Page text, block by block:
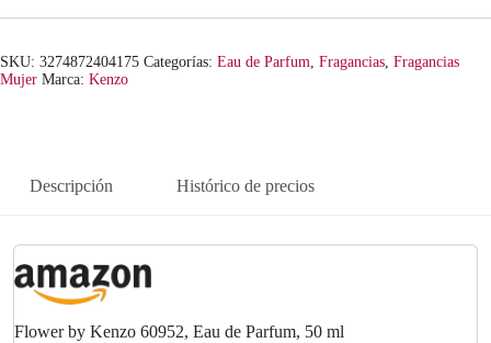
SKU: 3274872404175 Categorías: Eau de Parfum, Fragancias, Fragancias
Mujer Marca: Kenzo
Descripción Histórico de precios
Flower by Kenzo 60952, Eau de Parfum, 50 ml